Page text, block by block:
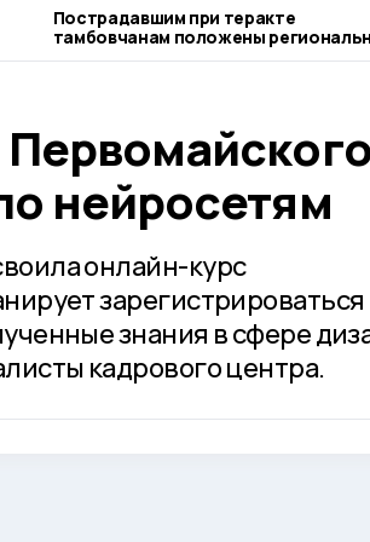
Пострадавшим при теракте
тамбовчанам положены
выплаты
нейросетям
онлайн-курс
зарегистрироваться
знания в сфере
кадрового центра.